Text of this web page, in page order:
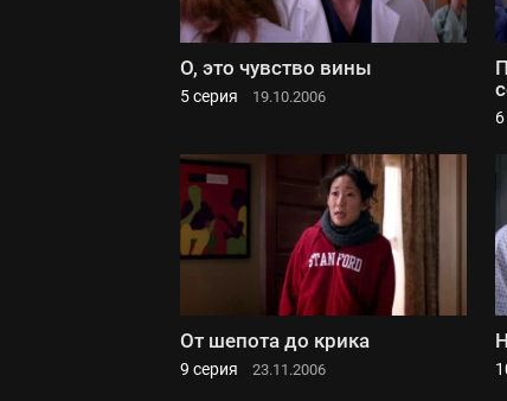
О, это чувство вины
5 серия 19.10.2006
От шепота до крика
9 серия 23.11.2006